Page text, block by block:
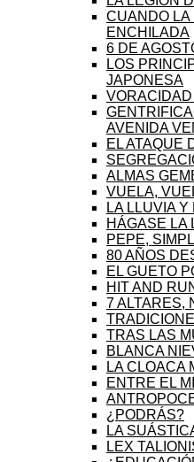
CUANDO LA
ENCHILADA
6 DE
LOS
JAPONESA
AVENIDA
EL ATAQUE
ALMAS
VUELA,
LA LLUVIA Y
HÁGASE LA
PEPE,
80 AÑOS
EL GUETO
HIT AND
7 ALTARES,
TRAS LAS
BLANCA
LA CLOACA
ENTRE EL
¿PODRÁS?
LA
LEX